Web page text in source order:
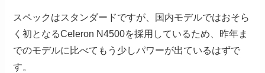
スペックはスタンダードですが、国内モデルではおそら
く初となるCeleron N4500を採用しているため、昨年ま
でのモデルに比べてもう少しパワーが出ているはずで
す。